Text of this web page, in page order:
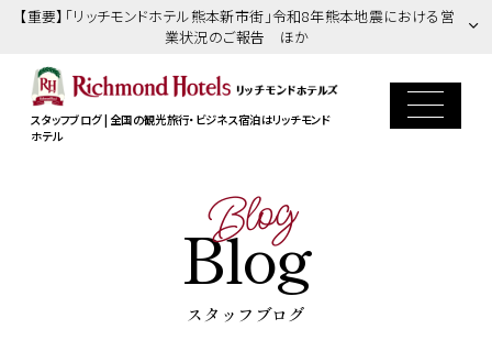
【重要】「リッチモンドホテル熊本新市街」令和8年熊本地震における営
業状況のご報告 ほか
スタッフブログ | 全国の観光旅行・ビジネス宿泊はリッチモンド
ホテル
Blog
Blog
スタッフブログ